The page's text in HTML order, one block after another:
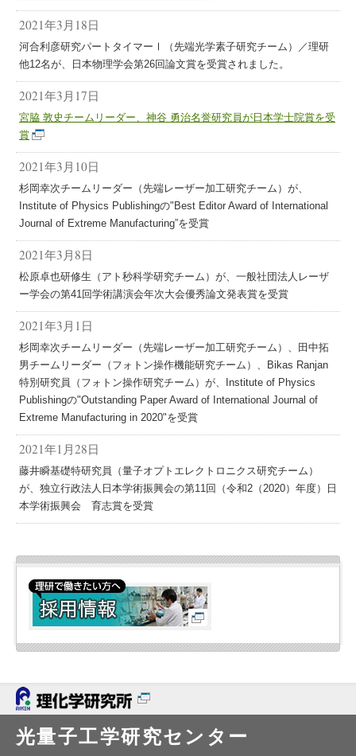
2021年3月18日
河合利彦研究パートタイマーⅠ（先端光学素子研究チーム）／理研
他12名が、日本物理学会第26回論文賞を受賞されました。
2021年3月17日
宮脇 敦史チームリーダー、神谷 勇治名誉研究員が日本学士院賞を受
賞
2021年3月10日
杉岡幸次チームリーダー（先端レーザー加工研究チーム）が、
Institute of Physics Publishingの"Best Editor Award of International
Journal of Extreme Manufacturing”を受賞
2021年3月8日
松原卓也研修生（アト秒科学研究チーム）が、一般社団法人レーザ
ー学会の第41回学術講演会年次大会優秀論文発表賞を受賞
2021年3月1日
杉岡幸次チームリーダー（先端レーザー加工研究チーム）、田中拓
男チームリーダー（フォトン操作機能研究チーム）、Bikas Ranjan
特別研究員（フォトン操作研究チーム）が、Institute of Physics
Publishingの"Outstanding Paper Award of International Journal of
Extreme Manufacturing in 2020"を受賞
2021年1月28日
藤井瞬基礎特研究員（量子オプトエレクトロニクス研究チーム）
が、独立行政法人日本学術振興会の第11回（令和2（2020）年度）日
本学術振興会 育志賞を受賞
光量子工学研究センター